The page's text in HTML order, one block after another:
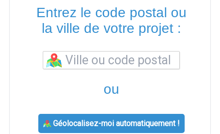
Entrez le code postal ou
la ville de votre projet :
ou
Géolocalisez-moi automatiquement !